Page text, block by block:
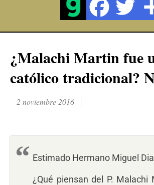
¿Malachi Martin fue
católico tradicional?
2 noviembre 2016
Estimado Hermano Miguel
¿Qué piensan del P. Malachi